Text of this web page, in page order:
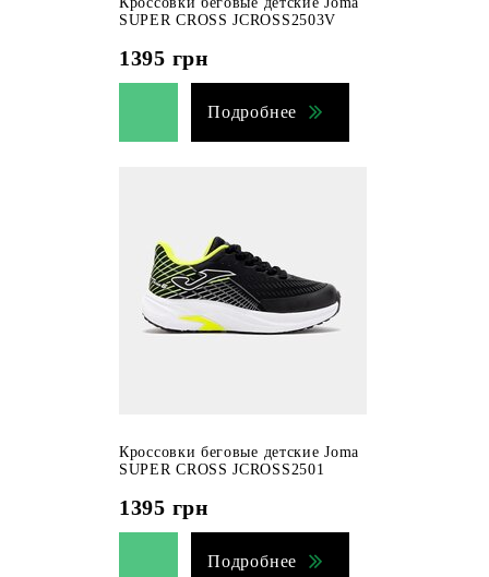
SUPER CROSS JCROSS2503V
1395 грн
Подробнее
Кроссовки беговые детские Joma
SUPER CROSS JCROSS2501
1395 грн
Подробнее